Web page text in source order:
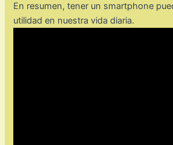
En resumen, tener un smartphone
utilidad en nuestra vida diaria.